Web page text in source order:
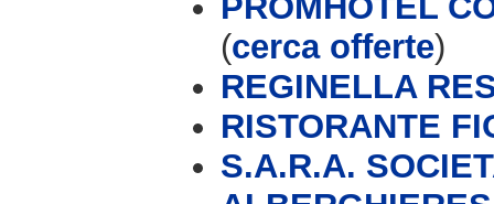
(cerca offerte)
REGINELLA
RISTORANTE
S.A.R.A.